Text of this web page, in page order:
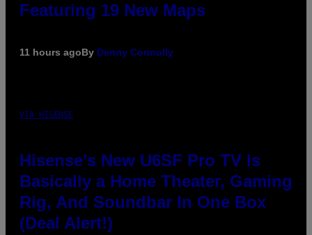
Featuring 19 New Maps
11 hours agoBy Denny Connolly
VIA HISENSE
Hisense’s New U6SF Pro TV Is
Basically a Home Theater, Gaming
Rig, And Soundbar In One Box
(Deal Alert!)